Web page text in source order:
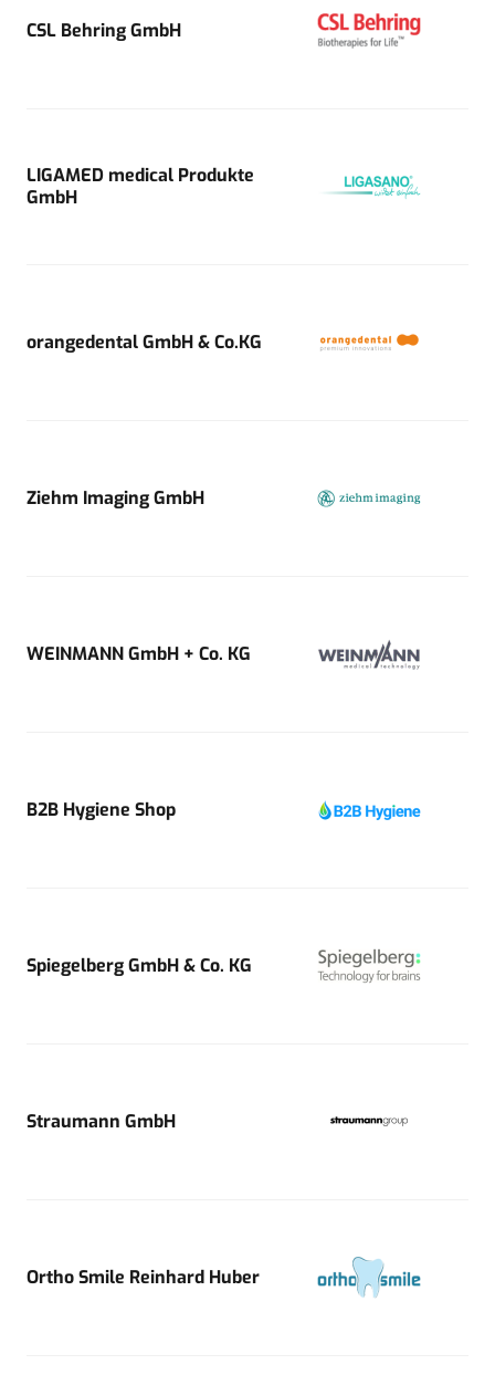
CSL Behring GmbH
LIGAMED medical Produkte
GmbH
orangedental GmbH & Co.KG
Ziehm Imaging GmbH
WEINMANN GmbH + Co. KG
B2B Hygiene Shop
Spiegelberg GmbH & Co. KG
Straumann GmbH
Ortho Smile Reinhard Huber